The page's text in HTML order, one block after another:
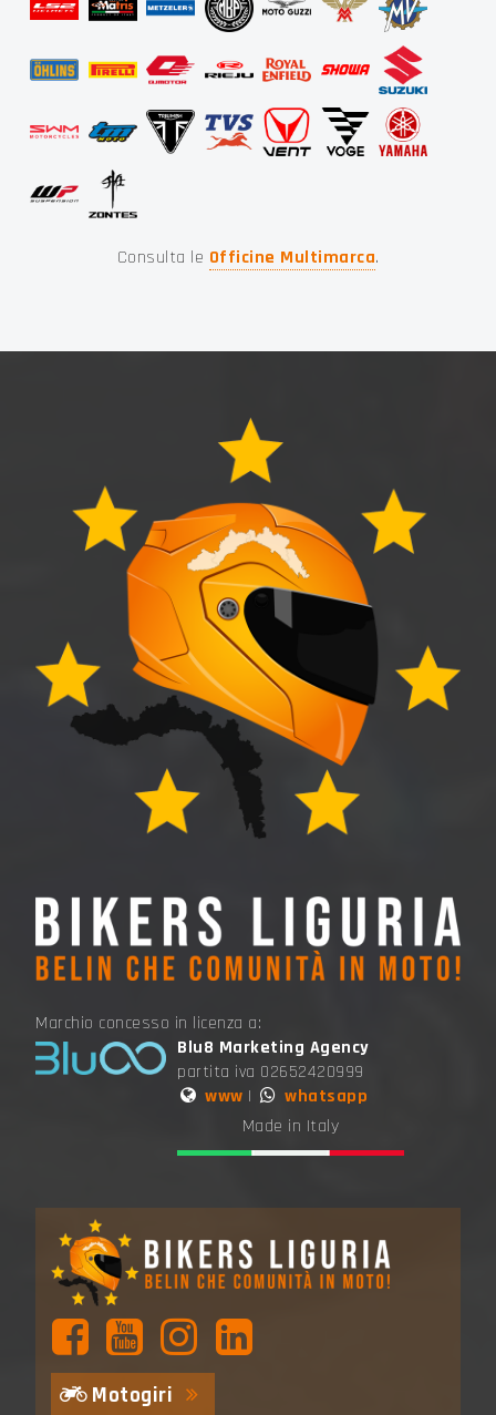
Consulta le Officine Multimarca.
Marchio concesso in licenza a:
Blu8 Marketing Agency
partita iva 02652420999
www |
whatsapp
Made in Italy
Motogiri